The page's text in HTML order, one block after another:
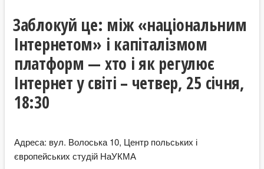
Заблокуй це: між «національним
Інтернетом» і капіталізмом
платформ — хто і як регулює
Інтернет у світі – четвер, 25 січня,
18:30
Адреса: вул. Волоська 10, Центр польських і
європейських студій НаУКМА